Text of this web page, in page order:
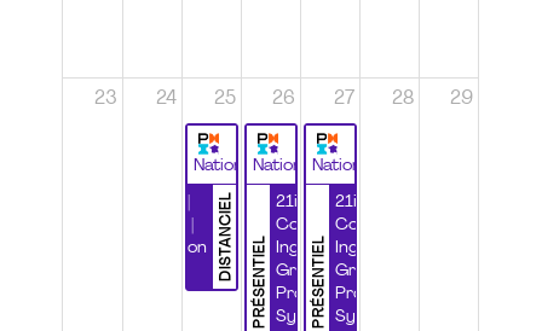
23 24 25
National
DISTANCIEL
Certification
26
National
PRÉSENTIEL
21ième
Congrès
Ingénierie
Grands
Projets et
Systèmes
27
National
PRÉSENTIEL
21ième
Congrès
Ingénierie
Grands
Projets et
Systèmes
28 29